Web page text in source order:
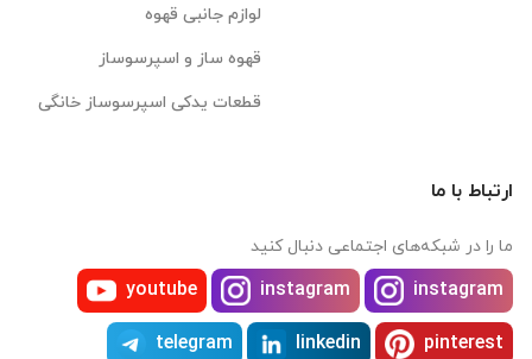
لوازم جانبی قهوه
قهوه ساز و اسپرسوساز
قطعات یدکی اسپرسوساز خانگی
ارتباط با ما
ما را در شبکه‌های اجتماعی دنبال کنید
instagram
instagram
youtube
pinterest
linkedin
telegram